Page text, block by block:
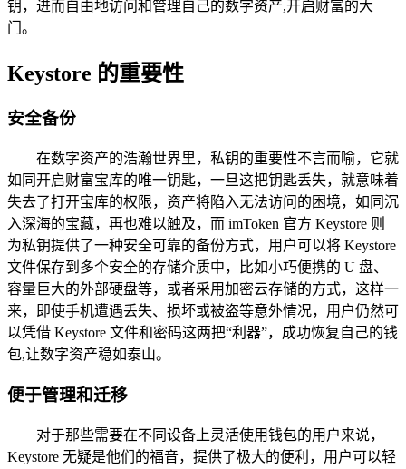
钥，进而自由地访问和管理自己的数字资产,开启财富的大
门。
Keystore 的重要性
安全备份
在数字资产的浩瀚世界里，私钥的重要性不言而喻，它就
如同开启财富宝库的唯一钥匙，一旦这把钥匙丢失，就意味着
失去了打开宝库的权限，资产将陷入无法访问的困境，如同沉
入深海的宝藏，再也难以触及，而 imToken 官方 Keystore 则
为私钥提供了一种安全可靠的备份方式，用户可以将 Keystore
文件保存到多个安全的存储介质中，比如小巧便携的 U 盘、
容量巨大的外部硬盘等，或者采用加密云存储的方式，这样一
来，即使手机遭遇丢失、损坏或被盗等意外情况，用户仍然可
以凭借 Keystore 文件和密码这两把“利器”，成功恢复自己的钱
包,让数字资产稳如泰山。
便于管理和迁移
对于那些需要在不同设备上灵活使用钱包的用户来说，
Keystore 无疑是他们的福音，提供了极大的便利，用户可以轻